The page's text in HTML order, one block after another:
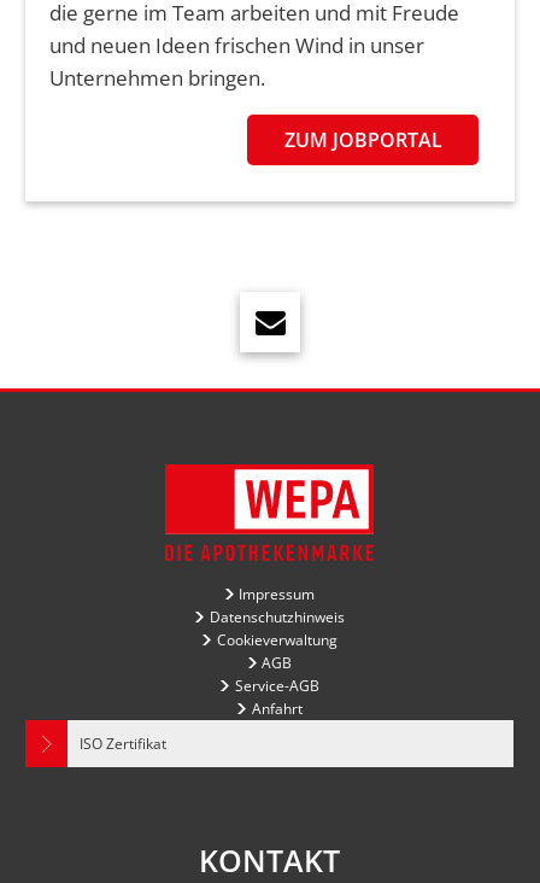
die gerne im Team arbeiten und mit Freude
und neuen Ideen frischen Wind in unser
Unternehmen bringen.
ZUM JOBPORTAL
Impressum
Datenschutzhinweis
Cookieverwaltung
AGB
Service-AGB
Anfahrt
ISO Zertifikat
KONTAKT